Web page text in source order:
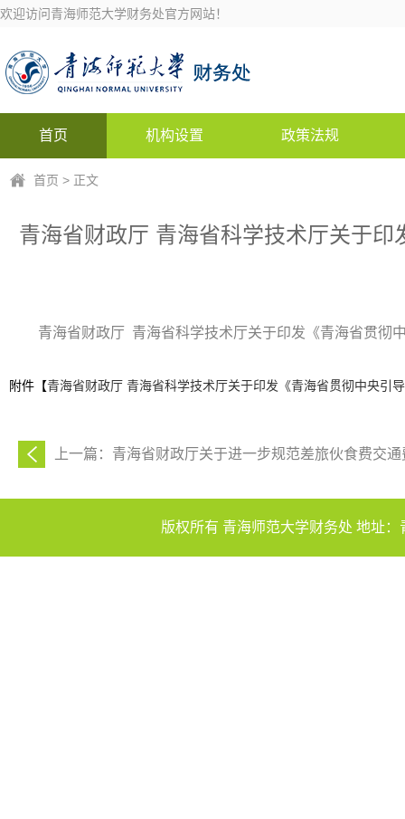
欢迎访问青海师范大学财务处官方网站！
首页 机构设置 政策法规
首页 > 正文
青海省财政厅 青海省科学技术厅关于
青海省财政厅 青海省科学技术厅关于印发《青海省贯彻
附件【青海省财政厅 青海省科学技术厅关于印发《青海省贯彻中央引
上一篇：青海省财政厅关于进一步规范差旅伙食费交
版权所有 青海师范大学财务处 地址